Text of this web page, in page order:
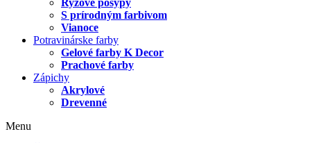
Ryžové posypy
S prírodným farbivom
Vianoce
Potravinárske farby
Gelové farby K Decor
Prachové farby
Zápichy
Akrylové
Drevenné
Menu